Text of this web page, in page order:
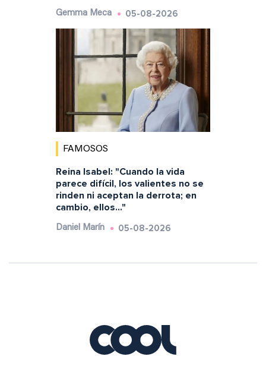
Gemma Meca 05-08-2026
FAMOSOS
Reina Isabel: "Cuando la vida
parece difícil, los valientes no se
rinden ni aceptan la derrota; en
cambio, ellos..."
Daniel Marín 05-08-2026